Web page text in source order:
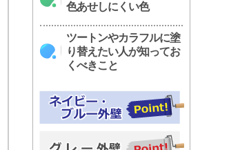
色あせしにくい色
ツートンやカラフルに塗
り替えたい人が知ってお
くべきこと